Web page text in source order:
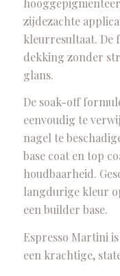
zijdezachte
kleurresultaat. De
dekking zonder
glans.
De soak-off
eenvoudig te
nagel te
base coat en top
houdbaarheid.
langdurige kleur
een builder base.
Espresso Martini
een krachtige,